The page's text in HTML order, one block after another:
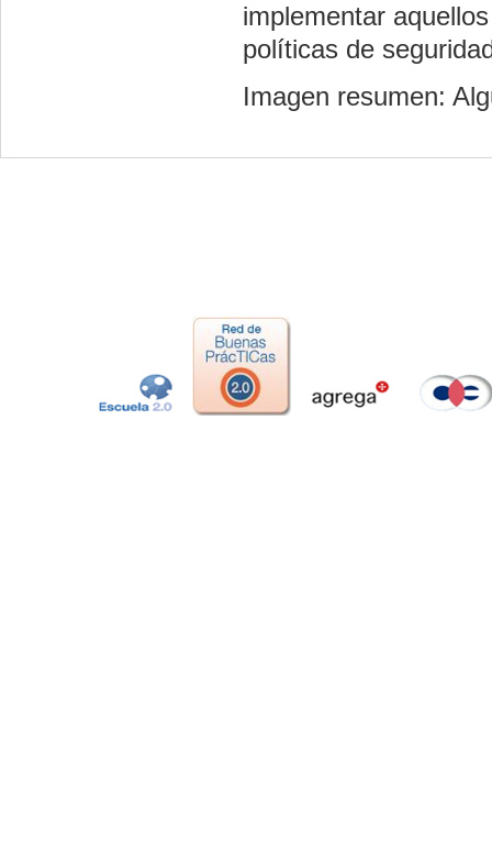
implementar
políticas de
Imagen resumen: